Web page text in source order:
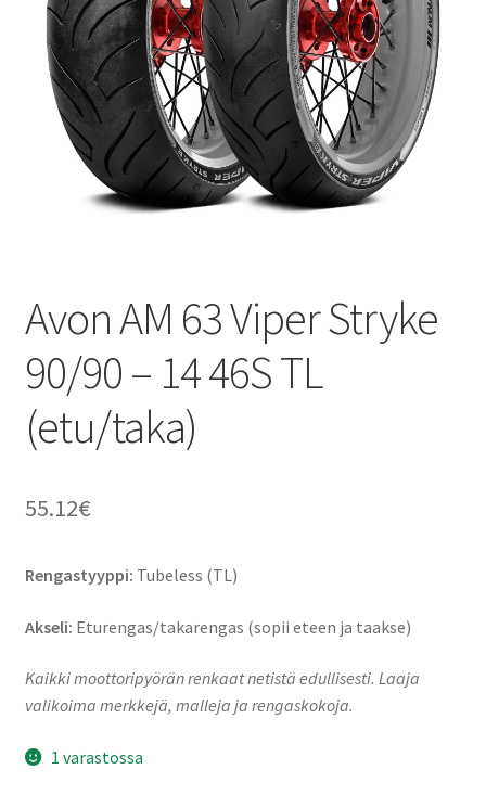
Avon AM 63 Viper Stryke
90/90 – 14 46S TL
(etu/taka)
55.12€
Rengastyyppi: Tubeless (TL)
Akseli: Eturengas/takarengas (sopii eteen ja taakse)
Kaikki moottoripyörän renkaat netistä edullisesti. Laaja
valikoima merkkejä, malleja ja rengaskokoja.
1 varastossa